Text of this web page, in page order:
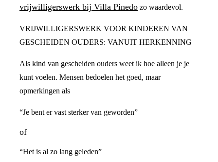
vrijwilligerswerk bij Villa Pinedo zo waardevol.
VRIJWILLIGERSWERK VOOR KINDEREN VAN
GESCHEIDEN OUDERS: VANUIT HERKENNING
Als kind van gescheiden ouders weet ik hoe alleen je je
kunt voelen. Mensen bedoelen het goed, maar
opmerkingen als
“Je bent er vast sterker van geworden”
of
“Het is al zo lang geleden”